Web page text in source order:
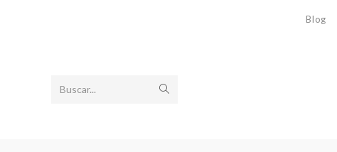
Blog
Buscar...